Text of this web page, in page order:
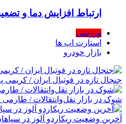
ارتباط افزایش دما و
ورزشی
استارت اپ ها
بازار خودرو
جنجال تازه در فوتبال ایران / کریمی
شوک در بازار نقل‌وانتقالات /
آخرین وضعیت ریکاردو آلوز در